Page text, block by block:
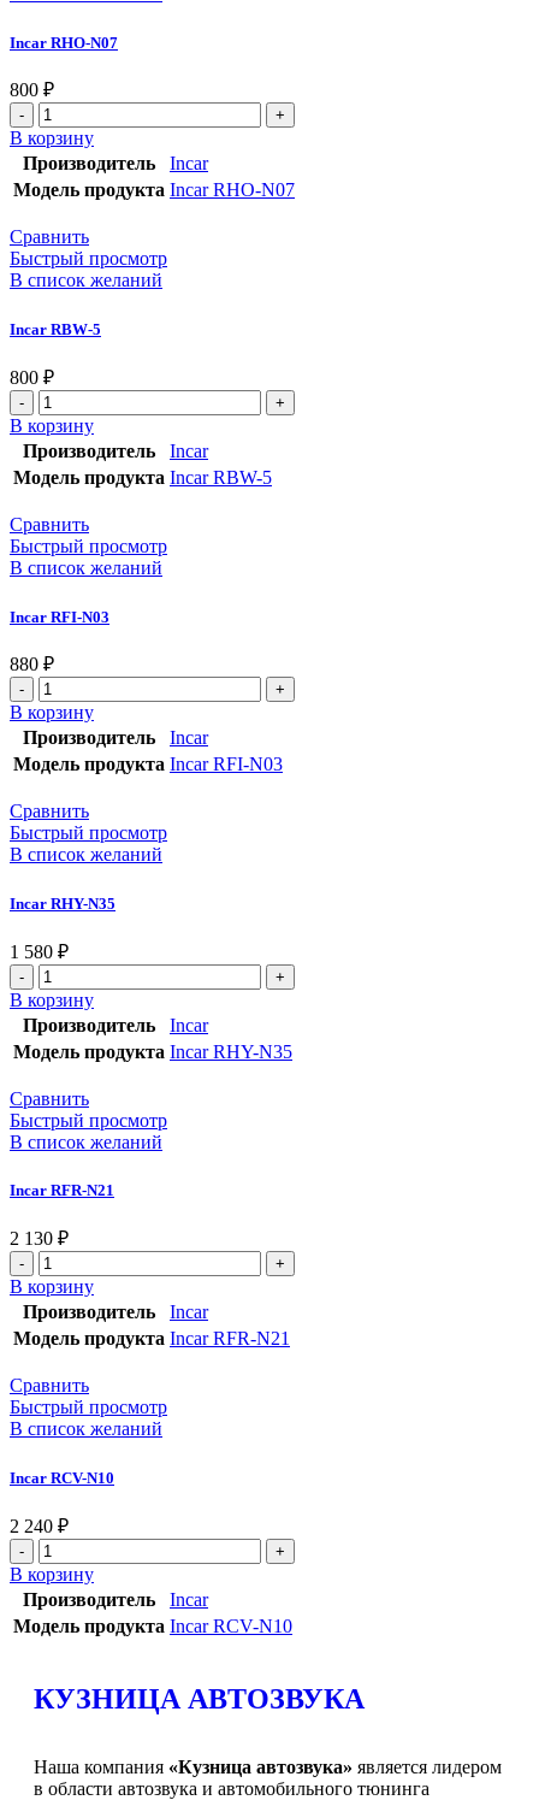
Incar RHO-N07
800 ₽
В корзину
Производитель
Incar
Модель продукта Incar RHO-N07
Сравнить
Быстрый просмотр
В список желаний
Incar RBW-5
800 ₽
В корзину
Производитель
Incar
Модель продукта Incar RBW-5
Сравнить
Быстрый просмотр
В список желаний
Incar RFI-N03
880 ₽
В корзину
Производитель
Incar
Модель продукта Incar RFI-N03
Сравнить
Быстрый просмотр
В список желаний
Incar RHY-N35
1 580 ₽
В корзину
Производитель
Incar
Модель продукта Incar RHY-N35
Сравнить
Быстрый просмотр
В список желаний
Incar RFR-N21
2 130 ₽
В корзину
Производитель
Incar
Модель продукта Incar RFR-N21
Сравнить
Быстрый просмотр
В список желаний
Incar RCV-N10
2 240 ₽
В корзину
Производитель
Incar
Модель продукта Incar RCV-N10
КУЗНИЦА АВТОЗВУКА
Наша компания «Кузница автозвука» является лидером
в области автозвука и автомобильного тюнинга